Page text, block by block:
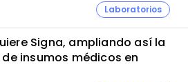
Laboratorios
Signa, ampliando así la
insumos médicos en